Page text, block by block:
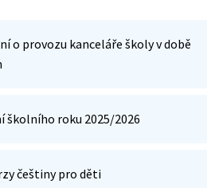
o provozu kanceláře školy v době
školního roku 2025/2026
češtiny pro děti